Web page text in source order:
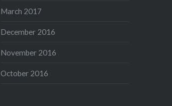
March 2017
December 2016
November 2016
October 2016